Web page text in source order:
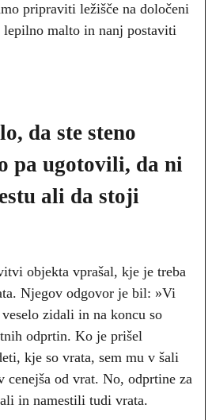
pripraviti ležišče na določeni
malto in nanj postaviti
da ste steno
pa ugotovili, da ni
ali da stoji
objekta vprašal, kje je treba
Njegov odgovor je bil: »Vi
zidali in na koncu so
odprtin. Ko je prišel
kje so vrata, sem mu v šali
cenejša od vrat. No, odprtine za
in namestili tudi vrata.